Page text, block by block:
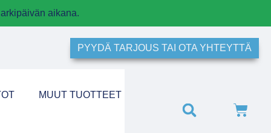
aikana.
PYYDÄ TARJOUS TAI OTA YHTEYTTÄ
MUUT TUOTTEET